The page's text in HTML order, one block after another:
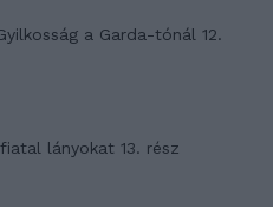
a Garda-tónál 12.
lányokat 13. rész